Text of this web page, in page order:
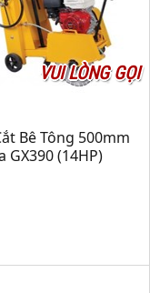
VUI LÒNG GỌI
Bê Tông 500mm
GX390 (14HP)